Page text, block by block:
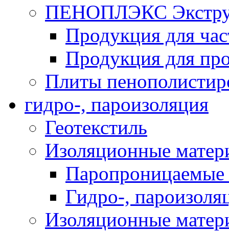
ПЕНОПЛЭКС
Продукция для
Продукция для
Плиты
гидро-, пароизоляция
Геотекстиль
Изоляционные
Гидро-,
Изоляционные